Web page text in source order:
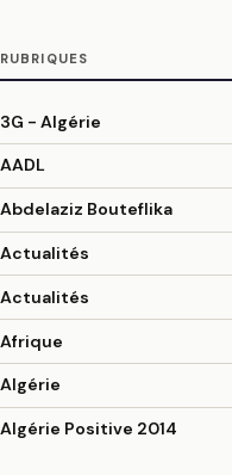
RUBRIQUES
3G - Algérie
AADL
Abdelaziz Bouteflika
Actualités
Actualités
Afrique
Algérie
Algérie Positive 2014